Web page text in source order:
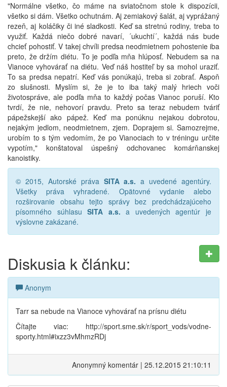
"Normálne všetko, čo máme na sviatočnom stole k dispozícii,
všetko si dám. Všetko ochutnám. Aj zemiakový šalát, aj vyprážaný
rezeň, aj koláčiky či iné sladkosti. Keď sa stretnú rodiny, treba to
využiť. Každá niečo dobré navarí, ´ukuchtí´, každá nás bude
chcieť pohostiť. V takej chvíli predsa neodmietnem pohostenie iba
preto, že držím diétu. To je podľa mňa hlúposť. Nebudem sa na
Vianoce vyhovárať na diétu. Veď náš hostiteľ by sa mohol uraziť.
To sa predsa nepatrí. Keď vás ponúkajú, treba si zobrať. Aspoň
zo slušnosti. Myslím si, že je to iba taký malý hriech voči
životospráve, ale podľa mňa to každý počas Vianoc poruší. Kto
tvrdí, že nie, nehovorí pravdu. Preto sa teraz nebudem tváriť
pápežskejší ako pápež. Keď ma ponúknu nejakou dobrotou,
nejakým jedlom, neodmietnem, zjem. Doprajem si. Samozrejme,
urobím to s tým vedomím, že po Vianociach to v tréningu určite
vypotím," konštatoval úspešný odchovanec komárňanskej
kanoistiky.
© 2015, Autorské práva SITA a.s. a uvedené agentúry.
Všetky práva vyhradené. Opätovné vydanie alebo
rozširovanie obsahu tejto správy bez predchádzajúceho
písomného súhlasuSITA a.s. a uvedených agentúr je
výslovne zakázané.
Diskusia k článku:
Anonym
Tarr sa nebude na Vianoce vyhovárať na prísnu diétu
Čítajte viac: http://sport.sme.sk/r/sport_vods/vodne-
sporty.html#ixzz3vMhmzRDj
Anonymný komentár | 25.12.2015 21:10:11